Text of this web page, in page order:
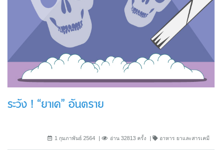
ระวัง ! “ยาเค” อันตราย
1 กุมภาพันธ์ 2564 อ่าน 32813 ครั้ง อาหาร ยาและสารเคมี